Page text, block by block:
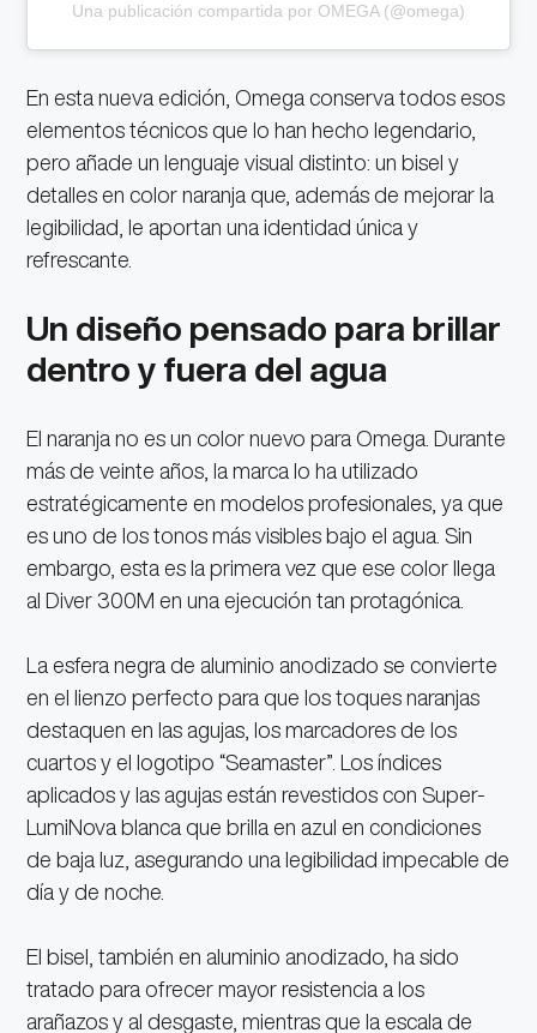
Una publicación compartida por OMEGA (@omega)
En esta nueva edición, Omega conserva todos esos
elementos técnicos que lo han hecho legendario,
pero añade un lenguaje visual distinto: un bisel y
detalles en color naranja que, además de mejorar la
legibilidad, le aportan una identidad única y
refrescante.
Un diseño pensado para brillar
dentro y fuera del agua
El naranja no es un color nuevo para Omega. Durante
más de veinte años, la marca lo ha utilizado
estratégicamente en modelos profesionales, ya que
es uno de los tonos más visibles bajo el agua. Sin
embargo, esta es la primera vez que ese color llega
al Diver 300M en una ejecución tan protagónica.
La esfera negra de aluminio anodizado se convierte
en el lienzo perfecto para que los toques naranjas
destaquen en las agujas, los marcadores de los
cuartos y el logotipo “Seamaster”. Los índices
aplicados y las agujas están revestidos con Super-
LumiNova blanca que brilla en azul en condiciones
de baja luz, asegurando una legibilidad impecable de
día y de noche.
El bisel, también en aluminio anodizado, ha sido
tratado para ofrecer mayor resistencia a los
arañazos y al desgaste, mientras que la escala de